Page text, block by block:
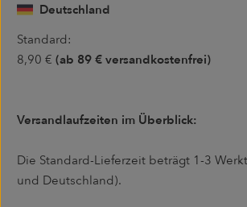
Deutschland
Standard:
8,90 € (ab 89 € versandkostenfrei)
Versandlaufzeiten im Überblick:
Die Standard-Lieferzeit beträgt 1-3
und Deutschland).